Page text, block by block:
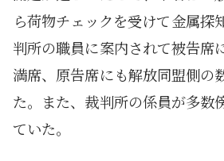
ら荷物チェックを受けて金属探
判所の職員に案内されて被告席
満席、原告席にも解放同盟側の
た。また、裁判所の係員が多数
ていた。